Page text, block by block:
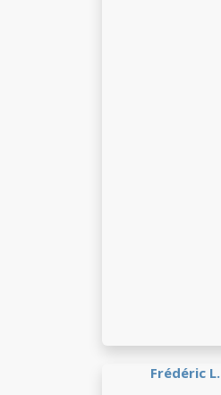
Frédéric L.